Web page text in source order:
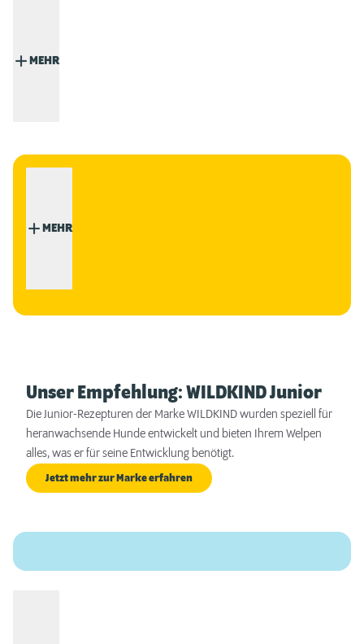
MEHR
MEHR
Unser Empfehlung: WILDKIND Junior
Die Junior-Rezepturen der Marke WILDKIND wurden speziell für
heranwachsende Hunde entwickelt und bieten Ihrem Welpen
alles, was er für seine Entwicklung benötigt.
Jetzt mehr zur Marke erfahren